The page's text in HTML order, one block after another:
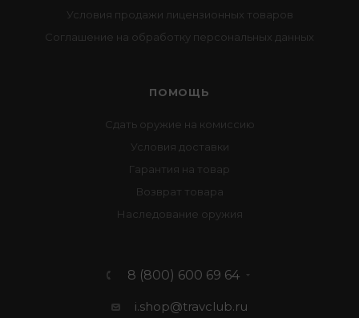
Условия продажи лицензионных товаров
Соглашение на обработку персональных данных
ПОМОЩЬ
Сдать оружие на комиссию
Условия доставки
Гарантия на товар
Возврат товара
Наследование оружия
8 (800) 600 69 64
i.shop@travclub.ru